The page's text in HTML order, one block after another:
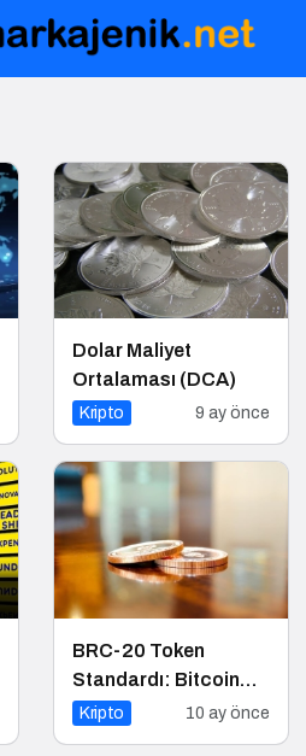
Dolar Maliyet
Ortalaması (DCA)
Kripto 9 ay önce
BRC-20 Token
Standardı: Bitcoin
Üzerindeki Deneysel
Kripto 10 ay önce